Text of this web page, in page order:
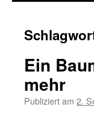
Ein
mehr
Publiziert am 2.